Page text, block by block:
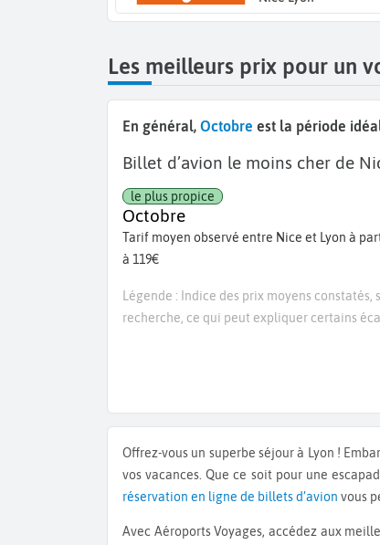
Les meilleurs prix pour un
En général, Octobre est la période
Billet d’avion le moins cher de
Octobre
le plus propice
Tarif moyen observé entre Nice et Lyon à
à 119€
Légende : Indice des prix moyens
recherche, ce qui peut expliquer certains
Offrez-vous un superbe séjour à Lyon !
vos vacances. Que ce soit pour une
réservation en ligne de billets d’avion vous
Avec Aéroports Voyages, accédez aux